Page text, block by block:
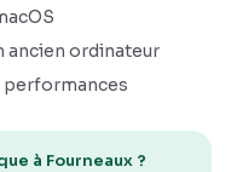
ancien ordinateur
à Fourneaux ?